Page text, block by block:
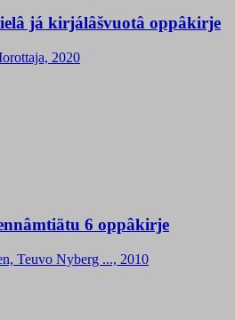
já kirjálâšvuotâ oppâkirje
2020
6 oppâkirje
Teuvo Nyberg ..., 2010